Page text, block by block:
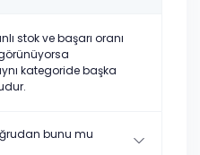
stok ve başarı oranı
kategoride başka
bunu mu